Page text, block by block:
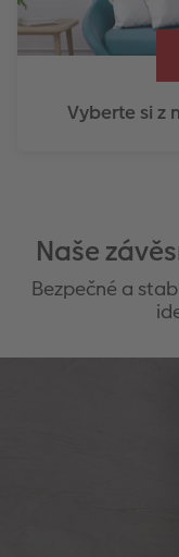
Vyberte si z
Naše
Bezpečné a